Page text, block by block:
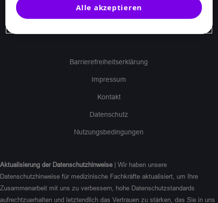
Sanofi-Aventis Deutschland GmbH. Alle
Nutzungsbedingungen
Datenschutz
Kontakt
Impressum
Barrierefreiheitserklärung
Aktualisierung der Datenschutzhinweise | Wir haben unsere
Datenschutzhinweise für medizinische Fachkräfte aktualisiert, um Ihre
Zusammenarbeit mit uns zu verbessern, hohe Datenschutzstandards
aufrechtzuerhalten und letztendlich das Vertrauen zu stärken, das Sie in uns
Alle akzeptieren